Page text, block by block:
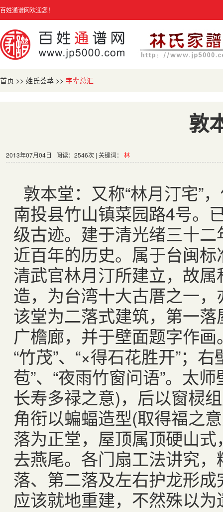
百姓通谱网欢迎您！
首页 >> 姓氏荟萃 >> 字辈总汇
敦
2013年07月04日 | 阅读：2546次 | 关键词： 林
敦本堂：又称“林月汀宅”
南投县竹山镇菜园路4号。
级古迹。建于清光绪三十二
近百年的历史。属于台闽
清武官林月汀所建立，故
造，为台湾十大古厝之一
该堂为二落式建筑，第一
广檐廊，并于壁面题字作
“竹茂”、“×得石花胜开”；
苞”、“夜雨竹窗问语”。太
长寿多禄之意)，后以窗棂
角衔以蝙蝠造型(取得福之
落为正堂，屋顶属顶硬山
去燕尾。各门扇工法讲究
落、第二落及左右护龙形
应该就地重建，不然殊以为